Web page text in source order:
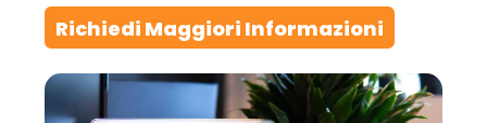
Richiedi Maggiori Informazioni